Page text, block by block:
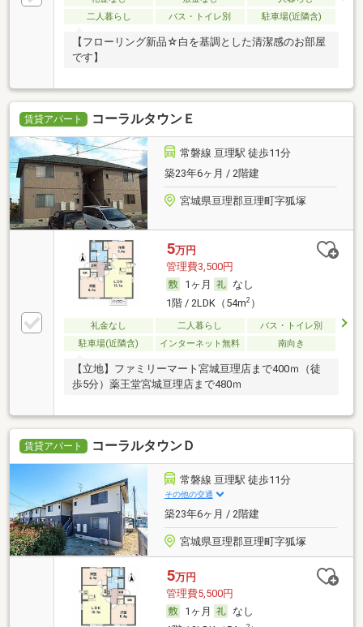
二人暮らし
バス・トイレ別 駐車場(近隣含)
【フローリング新品☆白を基調とした清潔感のお部屋
です】
賃貸アパート コーラルタウンＥ
常磐線 亘理駅 徒歩11分
築23年6ヶ月 / 2階建
宮城県亘理郡亘理町字狐塚
5万円
管理費3,500円
1ヶ月
なし
1階 / 2LDK（54m2）
礼金なし 二人暮らし
バス・トイレ別
駐車場(近隣含)
インターネット無料 南向き
【立地】ファミリーマート宮城亘理店まで400ｍ（徒
歩5分）薬王堂宮城亘理店まで480ｍ
賃貸アパート コーラルタウンＤ
常磐線 亘理駅 徒歩11分
その他の交通
築23年6ヶ月 / 2階建
宮城県亘理郡亘理町字狐塚
5万円
管理費5,500円
1ヶ月
なし